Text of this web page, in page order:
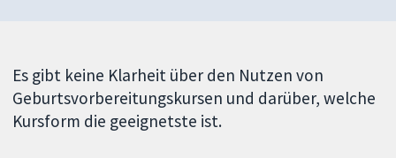
Es gibt keine Klarheit über den Nutzen von
Geburtsvorbereitungskursen und darüber, welche
Kursform die geeignetste ist.